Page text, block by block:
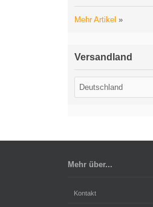
Mehr Artikel »
Versandland
Mehr über...
Kontakt